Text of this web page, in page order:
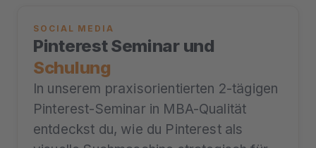
SOCIAL MEDIA
Pinterest Seminar und
Schulung
In unserem praxisorientierten 2-tägigen
Pinterest-Seminar in MBA-Qualität
entdeckst du, wie du Pinterest als